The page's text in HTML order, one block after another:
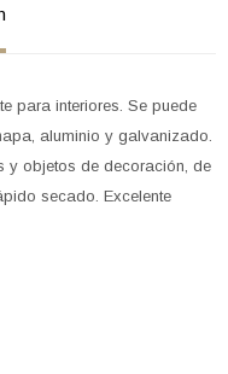
para interiores. Se puede
aluminio y galvanizado.
y objetos de decoración, de
secado. Excelente